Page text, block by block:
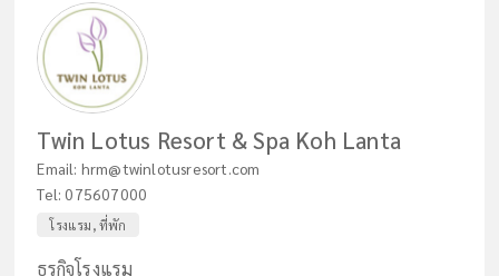
Twin Lotus Resort & Spa Koh Lanta
Email: hrm@twinlotusresort.com
Tel:075607000
โรงแรม, ที่พัก
ธุรกิจโรงแรม